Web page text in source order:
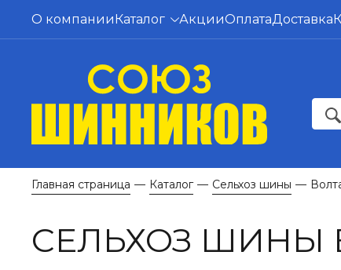
О компанииКаталог АкцииОплатаДоставка
Главная страница — Каталог — Сельхоз шины —
СЕЛЬХОЗ ШИНЫ